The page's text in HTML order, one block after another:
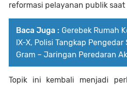
reformasi pelayanan publik saat
Baca Juga : Gerebek Rumah
IX-X, Polisi Tangkap Pengedar
Gram – Jaringan Peredaran
Topik ini kembali menjadi